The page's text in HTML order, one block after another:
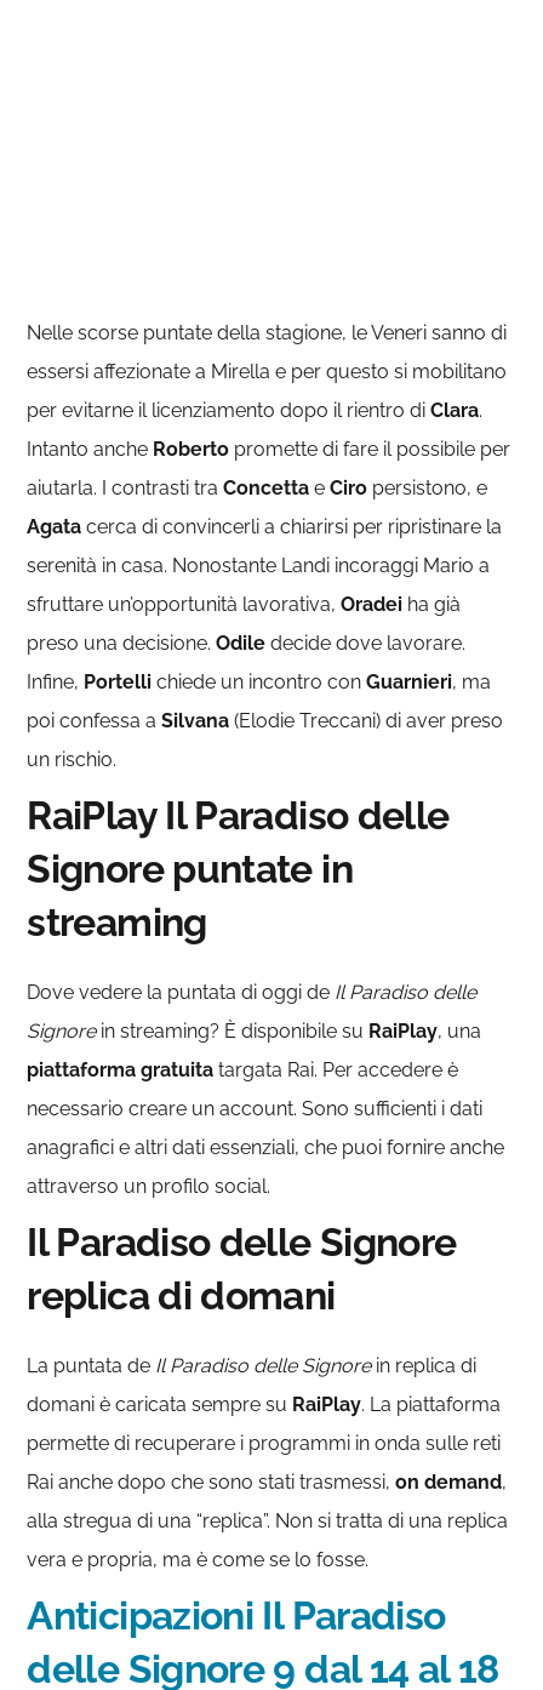
Nelle scorse puntate della stagione, le Veneri sanno di
essersi affezionate a Mirella e per questo si mobilitano
per evitarne il licenziamento dopo il rientro diClara.
Intanto anche Roberto promette di fare il possibile per
aiutarla. I contrasti traConcetta eCiro persistono, e
Agata cerca di convincerli a chiarirsi per ripristinare la
serenità in casa. Nonostante Landi incoraggi Mario a
sfruttare un’opportunità lavorativa,Oradei ha già
preso una decisione.Odile decide dove lavorare.
Infine, Portelli chiede un incontro conGuarnieri, ma
poi confessa aSilvana (Elodie Treccani) di aver preso
un rischio.
RaiPlay Il Paradiso delle
Signore puntate in
streaming
Dove vedere la puntata di oggi de Il Paradiso delle
Signorein streaming? È disponibile su RaiPlay, una
piattaforma gratuita targata Rai. Per accedere è
necessario creare un account. Sono sufficienti i dati
anagrafici e altri dati essenziali, che puoi fornire anche
attraverso un profilo social.
Il Paradiso delle Signore
replica di domani
La puntata de Il Paradiso delle Signorein replica di
domani è caricata sempre su RaiPlay. La piattaforma
permette di recuperare i programmi in onda sulle reti
Rai anche dopo che sono stati trasmessi, on demand,
alla stregua di una “replica”. Non si tratta di una replica
vera e propria, ma è come se lo fosse.
Anticipazioni Il Paradiso
delle Signore 9 dal 14 al 18